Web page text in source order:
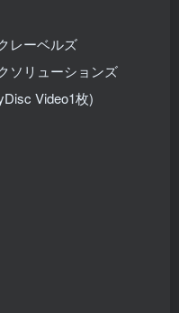
レーベルズ
ソリューションズ
Video1枚)